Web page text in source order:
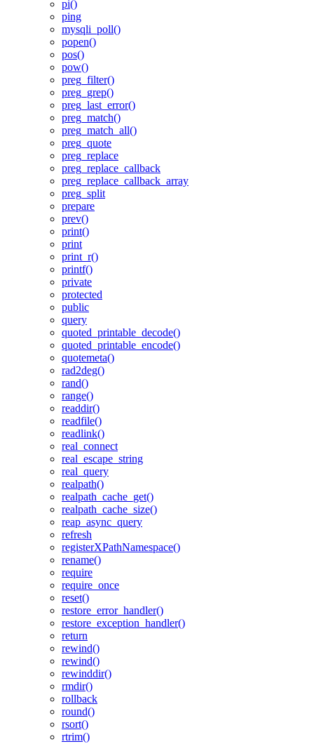
pi()
ping
mysqli_poll()
popen()
pos()
pow()
preg_filter()
preg_grep()
preg_last_error()
preg_match()
preg_match_all()
preg_quote
preg_replace
preg_replace_callback
preg_replace_callback_array
preg_split
prepare
prev()
print()
print
print_r()
printf()
private
protected
public
query
quoted_printable_decode()
quoted_printable_encode()
quotemeta()
rad2deg()
rand()
range()
readdir()
readfile()
readlink()
real_connect
real_escape_string
real_query
realpath()
realpath_cache_get()
realpath_cache_size()
reap_async_query
refresh
registerXPathNamespace()
rename()
require
require_once
reset()
restore_error_handler()
restore_exception_handler()
return
rewind()
rewind()
rewinddir()
rmdir()
rollback
round()
rsort()
rtrim()